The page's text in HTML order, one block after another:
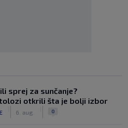
sprej za sunčanje?
otkrili šta je bolji izbor
6. aug. 0